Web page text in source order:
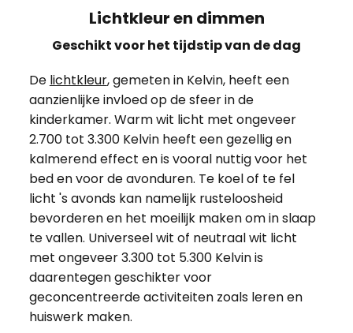
Lichtkleur en dimmen
Geschikt voor het tijdstip van de dag
De lichtkleur, gemeten in Kelvin, heeft een
aanzienlijke invloed op de sfeer in de
kinderkamer. Warm wit licht met ongeveer
2.700 tot 3.300 Kelvin heeft een gezellig en
kalmerend effect en is vooral nuttig voor het
bed en voor de avonduren. Te koel of te fel
licht 's avonds kan namelijk rusteloosheid
bevorderen en het moeilijk maken om in slaap
te vallen. Universeel wit of neutraal wit licht
met ongeveer 3.300 tot 5.300 Kelvin is
daarentegen geschikter voor
geconcentreerde activiteiten zoals leren en
huiswerk maken.